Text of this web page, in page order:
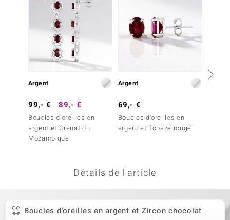
Collection
Argent
99,- € 89,- €
Boucles d'oreilles en
argent et Grenat du
Mozambique
Argent
69,- €
Boucles d'oreilles en
argent et Topaze rouge
Détails de l'article
Boucles d'oreilles en argent et Zircon chocolat